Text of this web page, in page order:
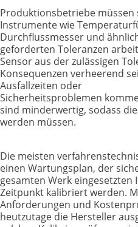
Produktionsbetriebe müssen
Instrumente wie
Durchflussmesser und
geforderten Toleranzen
Sensor aus der zulässigen
Konsequenzen verheerend
Ausfallzeiten oder
Sicherheitsproblemen
sind minderwertig, sodass
werden müssen.
Die meisten
einen Wartungsplan, der
gesamten Werk
Zeitpunkt kalibriert werden.
Anforderungen und
heutzutage die Hersteller